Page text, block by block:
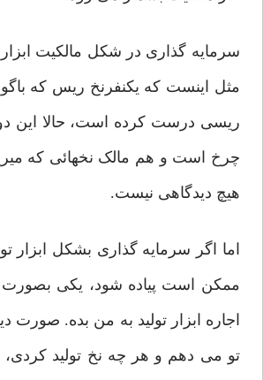
سرمایه گذاری در شکل مالکیت
مثل اینست که یکنفرنخ ریس که
ریسی درست کرده است، حالا این
چرخ است و هم مالک نخهائی که
هیچ دیدگاهی نیست.
اما اگر سرمایه گذاری بشکل ابزار
ممکن است پیاده شود، یکی بصورت
اجاره ابزار تولید به من بده.
تو می دهم و هر چه نخ تولید